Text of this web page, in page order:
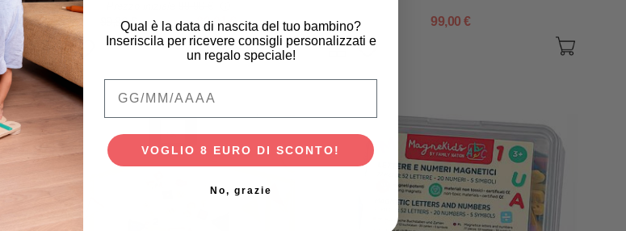
99,90 € 89,91 € 99,00 €
Qual è la data di nascita del tuo bambino?
Inseriscila per ricevere consigli personalizzati e
un regalo speciale!
VOGLIO 8 EURO DI SCONTO!
No, grazie